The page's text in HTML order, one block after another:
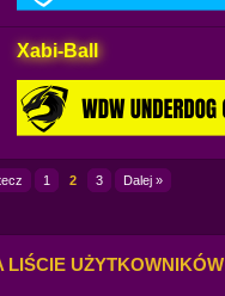
Xabi-Ball
1 2 3 Dalej »
LIŚCIE UŻYTKOWNIKÓW